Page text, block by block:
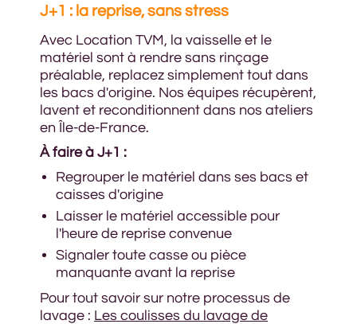
J+1 : la reprise, sans stress
Avec Location TVM, la vaisselle et le
matériel sont à rendre sans rinçage
préalable, replacez simplement tout dans
les bacs d'origine. Nos équipes récupèrent,
lavent et reconditionnent dans nos ateliers
en Île-de-France.
À faire à J+1 :
Regrouper le matériel dans ses bacs et
caisses d'origine
Laisser le matériel accessible pour
l'heure de reprise convenue
Signaler toute casse ou pièce
manquante avant la reprise
Pour tout savoir sur notre processus de
lavage : Les coulisses du lavage de